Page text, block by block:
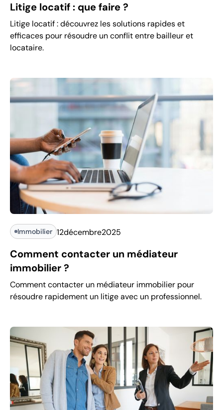
Litige locatif : que faire ?
Litige locatif : découvrez les solutions rapides et
efficaces pour résoudre un conflit entre bailleur et
locataire.
Immobilier 12décembre2025
Comment contacter un médiateur
immobilier ?
Comment contacter un médiateur immobilier pour
résoudre rapidement un litige avec un professionnel.